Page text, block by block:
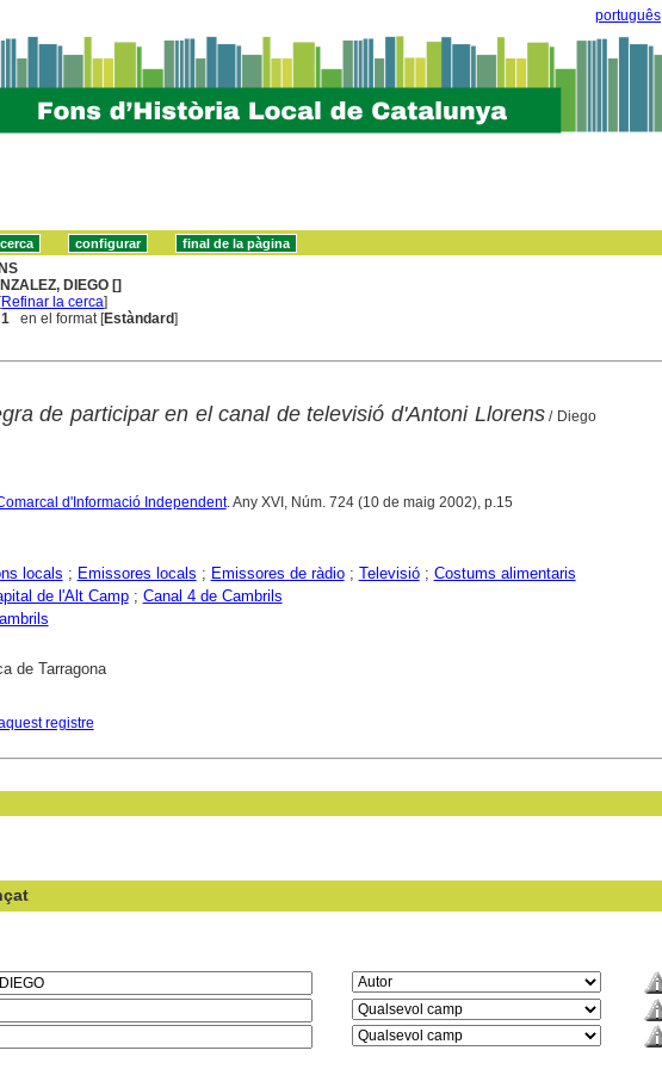
português
DIEGO []
Refinar la cerca]
en el format [Estàndard]
de participar en el canal de televisió d'Antoni Llorens/ Diego
d'Informació Independent. Any XVI, Núm. 724 (10 de maig 2002), p.15
locals ; Emissores locals ; Emissores de ràdio; Televisió; Costums alimentaris
de l'Alt Camp; Canal 4 de Cambrils
de Tarragona
registre